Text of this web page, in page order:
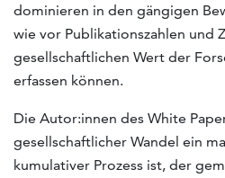
dominieren in den gängigen
wie vor Publikationszahlen und
gesellschaftlichen Wert der
erfassen können.
Die Autor:innen des White
gesellschaftlicher Wandel ein
kumulativer Prozess ist, der